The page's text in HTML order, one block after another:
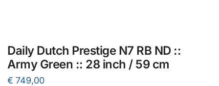
Daily Dutch Prestige N7 RB ND ::
Army Green :: 28 inch / 59 cm
€ 749,00